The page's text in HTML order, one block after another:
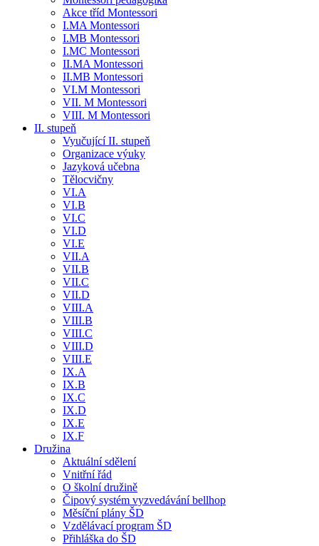
Akce tříd Montessori
I.MA Montessori
I.MB Montessori
I.MC Montessori
II.MA Montessori
II.MB Montessori
VI.M Montessori
VII. M Montessori
VIII. M Montessori
II. stupeň
Vyučující II. stupeň
Organizace výuky
Jazyková učebna
Tělocvičny
VI.A
VI.B
VI.C
VI.D
VI.E
VII.A
VII.B
VII.C
VII.D
VIII.A
VIII.B
VIII.C
VIII.D
VIII.E
IX.A
IX.B
IX.C
IX.D
IX.E
IX.F
Družina
Aktuální sdělení
Vnitřní řád
O školní družině
Čipový systém vyzvedávání bellhop
Měsíční plány ŠD
Vzdělávací program ŠD
Přihláška do ŠD